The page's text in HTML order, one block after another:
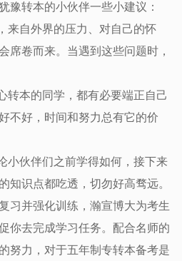
豫转本的小伙伴一些小建议：
来自外界的压力、对自己的怀
席卷而来。当遇到这些问题时，
转本的同学，都有必要端正自己
不好，时间和努力总有它的价
小伙伴们之前学得如何，接下来
知识点都吃透，切勿好高骛远。
习并强化训练，瀚宣博大为考生
你去完成学习任务。配合名师的
努力，对于五年制专转本备考是